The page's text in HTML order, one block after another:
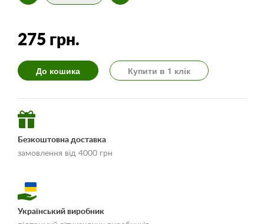
275 грн.
До кошика Купити в 1 клік
Безкоштовна доставка
замовлення від 4000 грн
Український виробник